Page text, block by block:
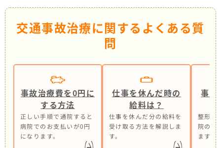
交通事故治療に関するよくある質
問
事故治療費を0円に
する方法
正しい手順で通院すると
病院でのお支払いが0円
になります。
仕事を休んだ時の
給料は？
仕事を休んだ分の給料を
受け取る方法を解説しま
す。
事故
整形外
院の併
ます。